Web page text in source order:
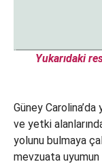
Yukarıdaki
Güney
ve yetki
yolunu bulmaya
mevzuata